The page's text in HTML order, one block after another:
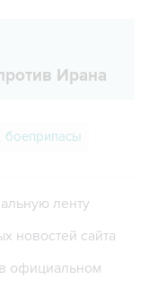
Ирана
боеприпасы
ленту
новостей сайта
официальном